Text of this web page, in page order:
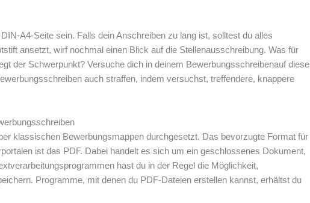
A4-Seite sein. Falls dein Anschreiben zu lang ist, solltest du alles
ansetzt, wirf nochmal einen Blick auf die Stellenausschreibung. Was für
der Schwerpunkt? Versuche dich in deinem Bewerbungsschreibenauf diese
auch straffen, indem versuchst, treffendere, knappere
klassischen Bewerbungsmappen durchgesetzt. Das bevorzugte Format für
ist das PDF. Dabei handelt es sich um ein geschlossenes Dokument,
hast du in der Regel die Möglichkeit,
Programme, mit denen du PDF-Dateien erstellen kannst, erhältst du